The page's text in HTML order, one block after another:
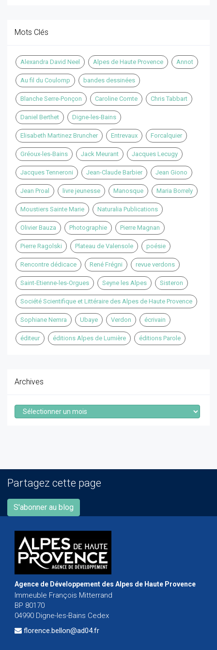
Mots Clés
Alexandra David Neel Alpes de Haute Provence Annot
Au fil du Coulomp bandes dessinées
Blanche Serre-Ponçon Caroline Comte Chris Tabbart
Daniel Berthet Digne-les-Bains
Elisabeth Martinez Bruncher Entrevaux Forcalquier
Gréoux-les-Bains Jack Meurant Jacques Lecugy
Jacques Tenneroni Jean-Claude Barbier Jean Giono
Jean Proal livre jeunesse Manosque Maria Borrely
Moustiers Sainte Marie Naturalia Publications
Olivier Bauza Photographie Pierre Magnan
Pierre Ragolski Plateau de Valensole poésie
Rencontre dédicace René Frégni revue verdons
Saint-Etienne-les-Orgues Seyne les Alpes Sisteron
Société Scientifique et Littéraire des Alpes de Haute Provence
Sophiane Nemra Ubaye Verdon écrivain
éditeur éditions Alpes de Lumière éditions Parole
Archives
Archives
Partagez cette page
S'abonner au blog
Agence de Développement des Alpes de Haute Provence
Immeuble François Mitterrand
BP 80170
04990 Digne-les-Bains Cedex
florence.bellon@ad04.fr